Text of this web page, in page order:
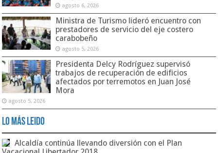
agosto 6, 2026
Ministra de Turismo lideró encuentro con
prestadores de servicio del eje costero
carabobeño
agosto 5, 2026
Presidenta Delcy Rodríguez supervisó
trabajos de recuperación de edificios
afectados por terremotos en Juan José
Mora
agosto 5, 2026
Lo Más Leido
Alcaldía continúa llevando diversión con el Plan